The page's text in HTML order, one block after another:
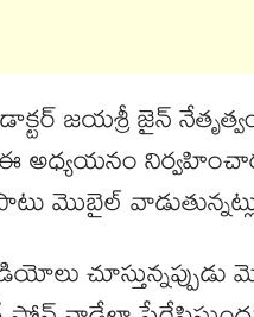
జయశ్రీ జైన్
అధ్యయనం
మొబైల్
చూస్తున్నప్పుడు